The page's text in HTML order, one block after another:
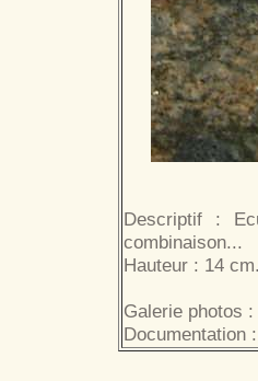
Descriptif :
combinaison...
Hauteur : 14
Galerie photos :
Documentation :